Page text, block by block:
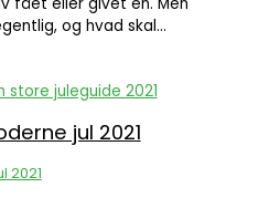
og hvad skal…
jul 2021
2021